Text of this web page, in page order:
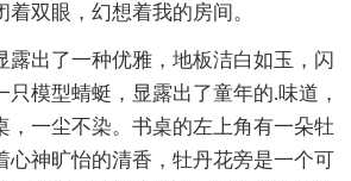
双眼，幻想着我的房间。
露出了一种优雅，地板洁白如玉，闪
只模型蜻蜓，显露出了童年的.味道，
，一尘不染。书桌的左上角有一朵牡
心神旷怡的清香，牡丹花旁是一个可